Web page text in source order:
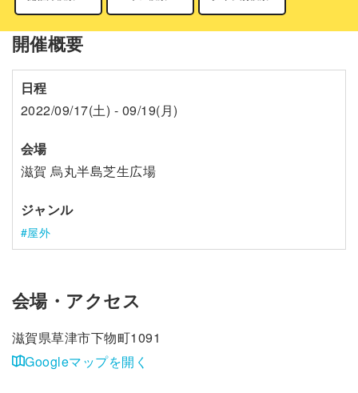
開催概要
日程
2022/09/17(土) - 09/19(月)
会場
滋賀 烏丸半島芝生広場
ジャンル
屋外
会場・アクセス
滋賀県草津市下物町1091
Googleマップを開く